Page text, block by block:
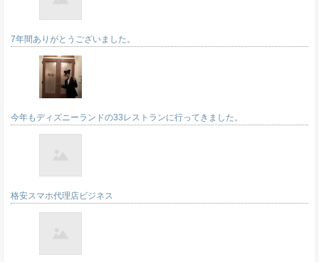
7年間ありがとうございました。
今年もディズニーランドの33レストランに行ってきました。
格安スマホ代理店ビジネス